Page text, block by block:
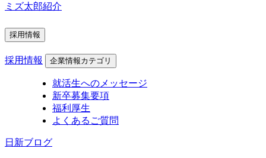
ミズ太郎紹介
採用情報
採用情報 企業情報カテゴリ
就活生へのメッセージ
新卒募集要項
福利厚生
よくあるご質問
日新ブログ